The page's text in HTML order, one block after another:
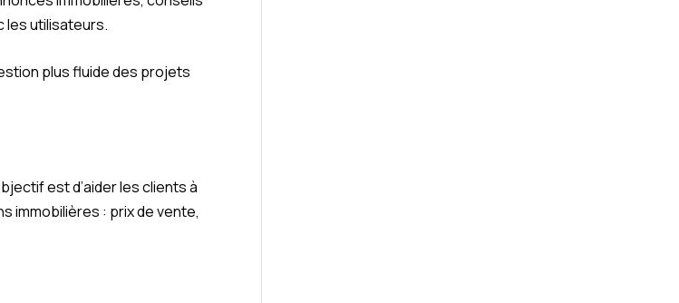
les utilisateurs.
plus fluide des projets
est d’aider les clients à
immobilières : prix de vente,